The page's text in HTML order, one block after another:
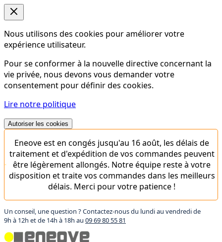
Nous utilisons des cookies pour améliorer votre
expérience utilisateur.
Pour se conformer à la nouvelle directive concernant la
vie privée, nous devons vous demander votre
consentement pour définir des cookies.
Lire notre politique
Autoriser les cookies
Eneove est en congés jusqu'au 16 août, les délais de
traitement et d'expédition de vos commandes peuvent
être légèrement allongés. Notre équipe reste à votre
disposition et traite vos commandes dans les meilleurs
délais. Merci pour votre patience !
Un conseil, une question ? Contactez-nous du lundi au vendredi de
9h à 12h et de 14h à 18h au 09 69 80 55 81
Aller